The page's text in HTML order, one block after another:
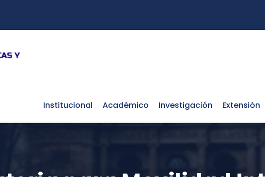
Institucional Académico Investigación Extensión